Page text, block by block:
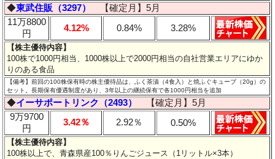
◆東武住販（3297）
【確定月】5月
11万8800
円
4.12% 0.84% 3.28%
【株主優待内容】
100株で1000円相当、1000株以上で2000円相当の自社営業エリアにゆか
りのある食品
【備考】前回の100株保有時の株主優待品は、ふく茶漬（4食入）と焼ふぐキューブ（20g）の
セット。長期保有優遇制度があり、3年以上の継続保有で各1000円相当を追加
◆イーサポートリンク（2493）
【確定月】5月
9万9700
円
3.42％ 2.92％ 0.50%
【株主優待内容】
100株以上で、青森県産100％りんごジュース（1リットル×3本）